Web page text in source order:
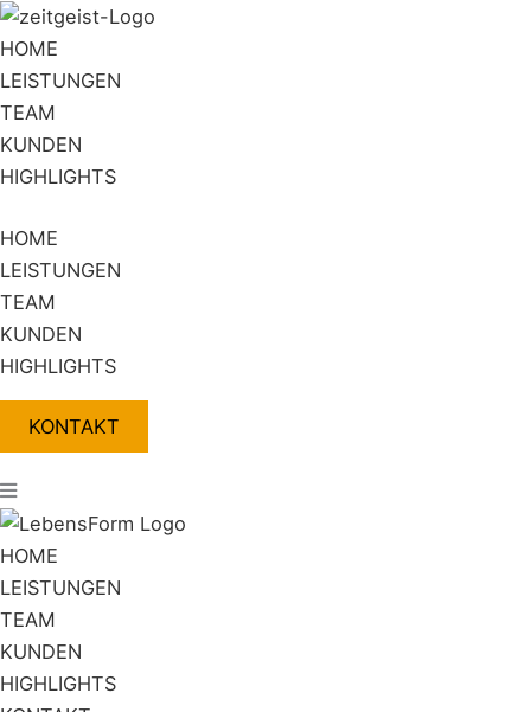
Zum
Inhalt
springen
HOME
LEISTUNGEN
TEAM
KUNDEN
HIGHLIGHTS
HOME
LEISTUNGEN
TEAM
KUNDEN
HIGHLIGHTS
KONTAKT
Flyout
Menu
HOME
LEISTUNGEN
TEAM
KUNDEN
HIGHLIGHTS